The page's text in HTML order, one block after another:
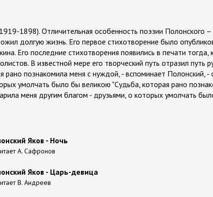
1898). Отличительная особенность поэзии Полонского –
долгую жизнь. Его первое стихотворение было
Его последние стихотворения появились в печати тогда,
В известной мере его творческий путь отразил путь
рано познакомила меня с нуждой, - вспоминает Полонский,
умолчать было бы великою "Судьба, которая рано
меня другим благом - друзьями, о которых умолчать
Яков - Ночь
А. Сафронов
Яков - Царь-девица
В. Андреев